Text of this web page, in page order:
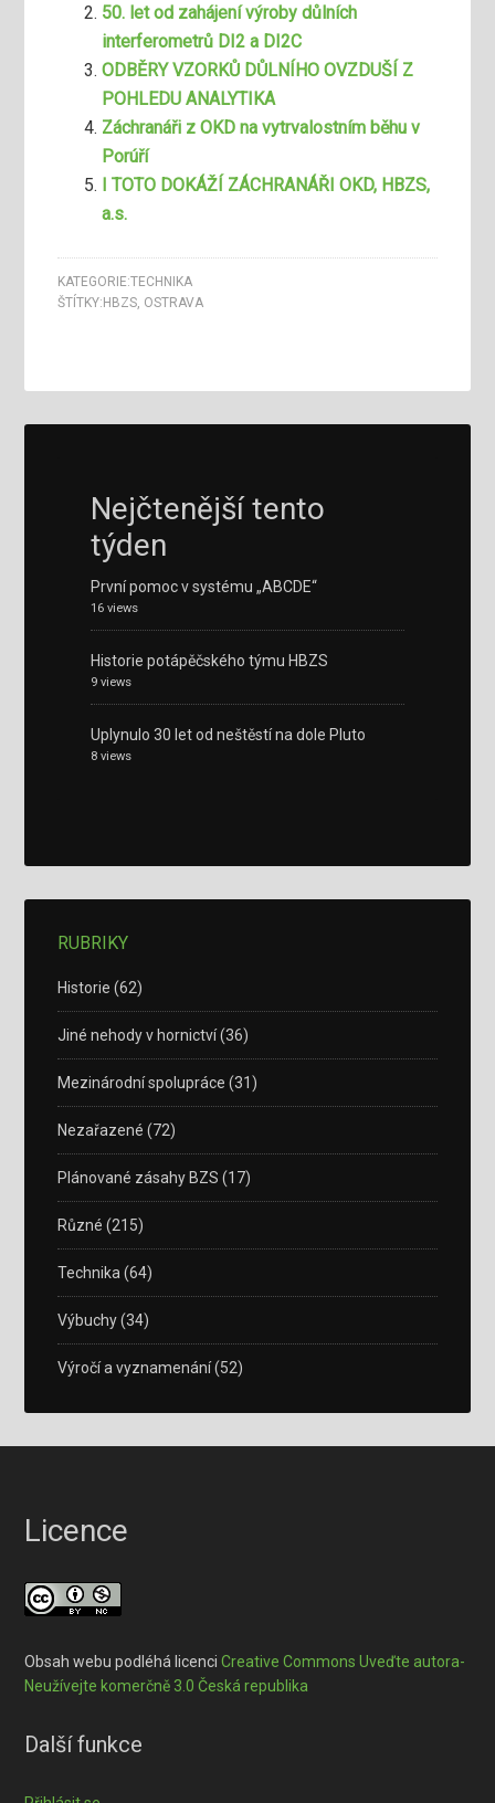
50. let od zahájení výroby důlních
interferometrů DI2 a DI2C
ODBĚRY VZORKŮ DŮLNÍHO OVZDUŠÍ Z
POHLEDU ANALYTIKA
Záchranáři z OKD na vytrvalostním běhu v
Porúří
I TOTO DOKÁŽÍ ZÁCHRANÁŘI OKD, HBZS,
a.s.
KATEGORIE:TECHNIKA
ŠTÍTKY:HBZS OSTRAVA
Nejčtenější tento
týden
První pomoc v systému „ABCDE“
16 views
Historie potápěčského týmu HBZS
9 views
Uplynulo 30 let od neštěstí na dole Pluto
8 views
RUBRIKY
Historie (62)
Jiné nehody v hornictví(36)
Mezinárodní spolupráce (31)
Nezařazené (72)
Plánované zásahy BZS (17)
Různé (215)
Technika (64)
Výbuchy(34)
Výročí a vyznamenání(52)
Licence
Obsah webu podléhá licenciCreative Commons Uveďte autora-
Neužívejte komerčně 3.0 Česká republika
Další funkce